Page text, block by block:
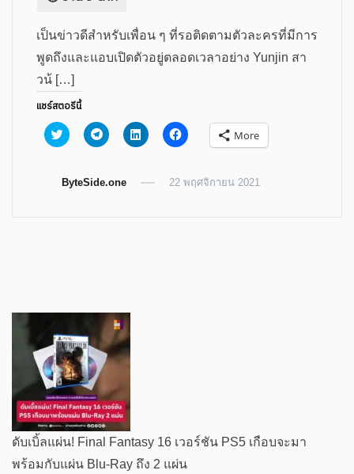
เป็นข่าวดีสำหรับเพื่อน ๆ ที่รอติดตามตัวละครที่มีการ
พูดถึงและแอบเปิดตัวอยู่ตลอดเวลาอย่าง Yunjin สา
วน้ […]
แชร์สตอรีนี้
Click
to
(Opens
Click
to
(Opens
Click
to
(Opens
Click
to
(Opens
More
ByteSide.one 22 พฤศจิกายน 2021
ดับเบิ้ลแผ่น! Final Fantasy 16 เวอร์ชัน PS5 เกือบจะมา
พร้อมกับแผ่น Blu-Ray ถึง 2 แผ่น